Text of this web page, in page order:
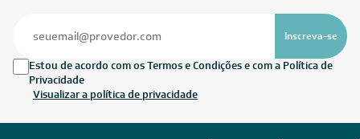
Inscreva-se
Estou de acordo com os Termos e Condições e com a Política de
Privacidade
Visualizar a política de privacidade